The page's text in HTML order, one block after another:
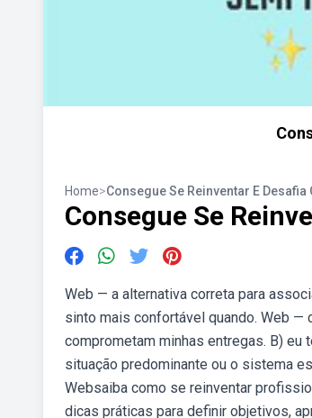
Home>Consegue Se Reinventar E Desafia
Consegue Se
Web — a alternativa correta para
sinto mais confortável quando. Web —
comprometam minhas entregas. B)
situação predominante ou o sistema
Websaiba como se reinventar
dicas práticas para definir objetivos,